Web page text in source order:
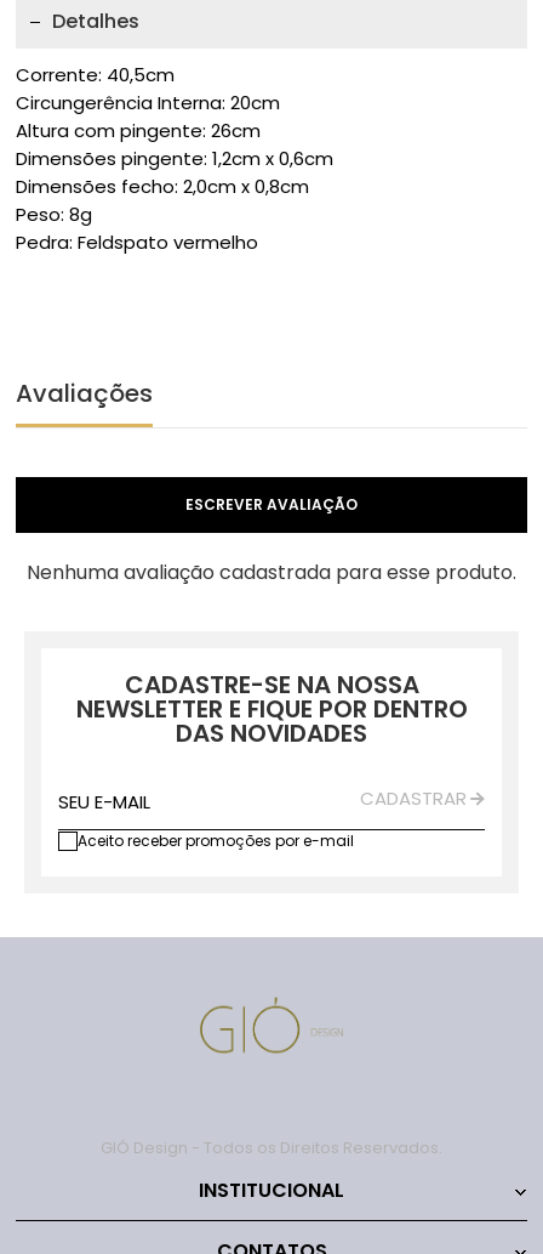
Detalhes
Corrente: 40,5cm
Circungerência Interna: 20cm
Altura com pingente: 26cm
Dimensões pingente: 1,2cm x 0,6cm
Dimensões fecho: 2,0cm x 0,8cm
Peso: 8g
Pedra: Feldspato vermelho
Avaliações
ESCREVER AVALIAÇÃO
Nenhuma avaliação cadastrada para esse produto.
CADASTRE-SE NA NOSSA
NEWSLETTER E FIQUE POR DENTRO
DAS NOVIDADES
SEU E-MAIL CADASTRAR
Aceito receber promoções por e-mail
GIÓ Design - Todos os Direitos Reservados.
INSTITUCIONAL